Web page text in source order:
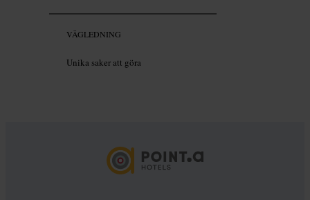
VÄGLEDNING
Unika saker att göra